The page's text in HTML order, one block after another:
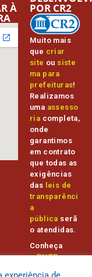
À
Muito mais
que criar
site ou siste
ma para
prefeituras!
Realizamos
uma assesso
ria completa,
onde
garantimos
em contrato
que todas as
exigências
das leis de
transparênci
a
pública serã
o atendidas.
Conheça
oPNTPe
POR CR2